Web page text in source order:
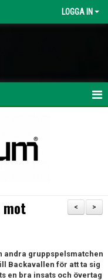
LOGGA IN
>
<
mot
andra gruppspelsmatchen
Backavallen för att ta sig
en bra insats och övertag